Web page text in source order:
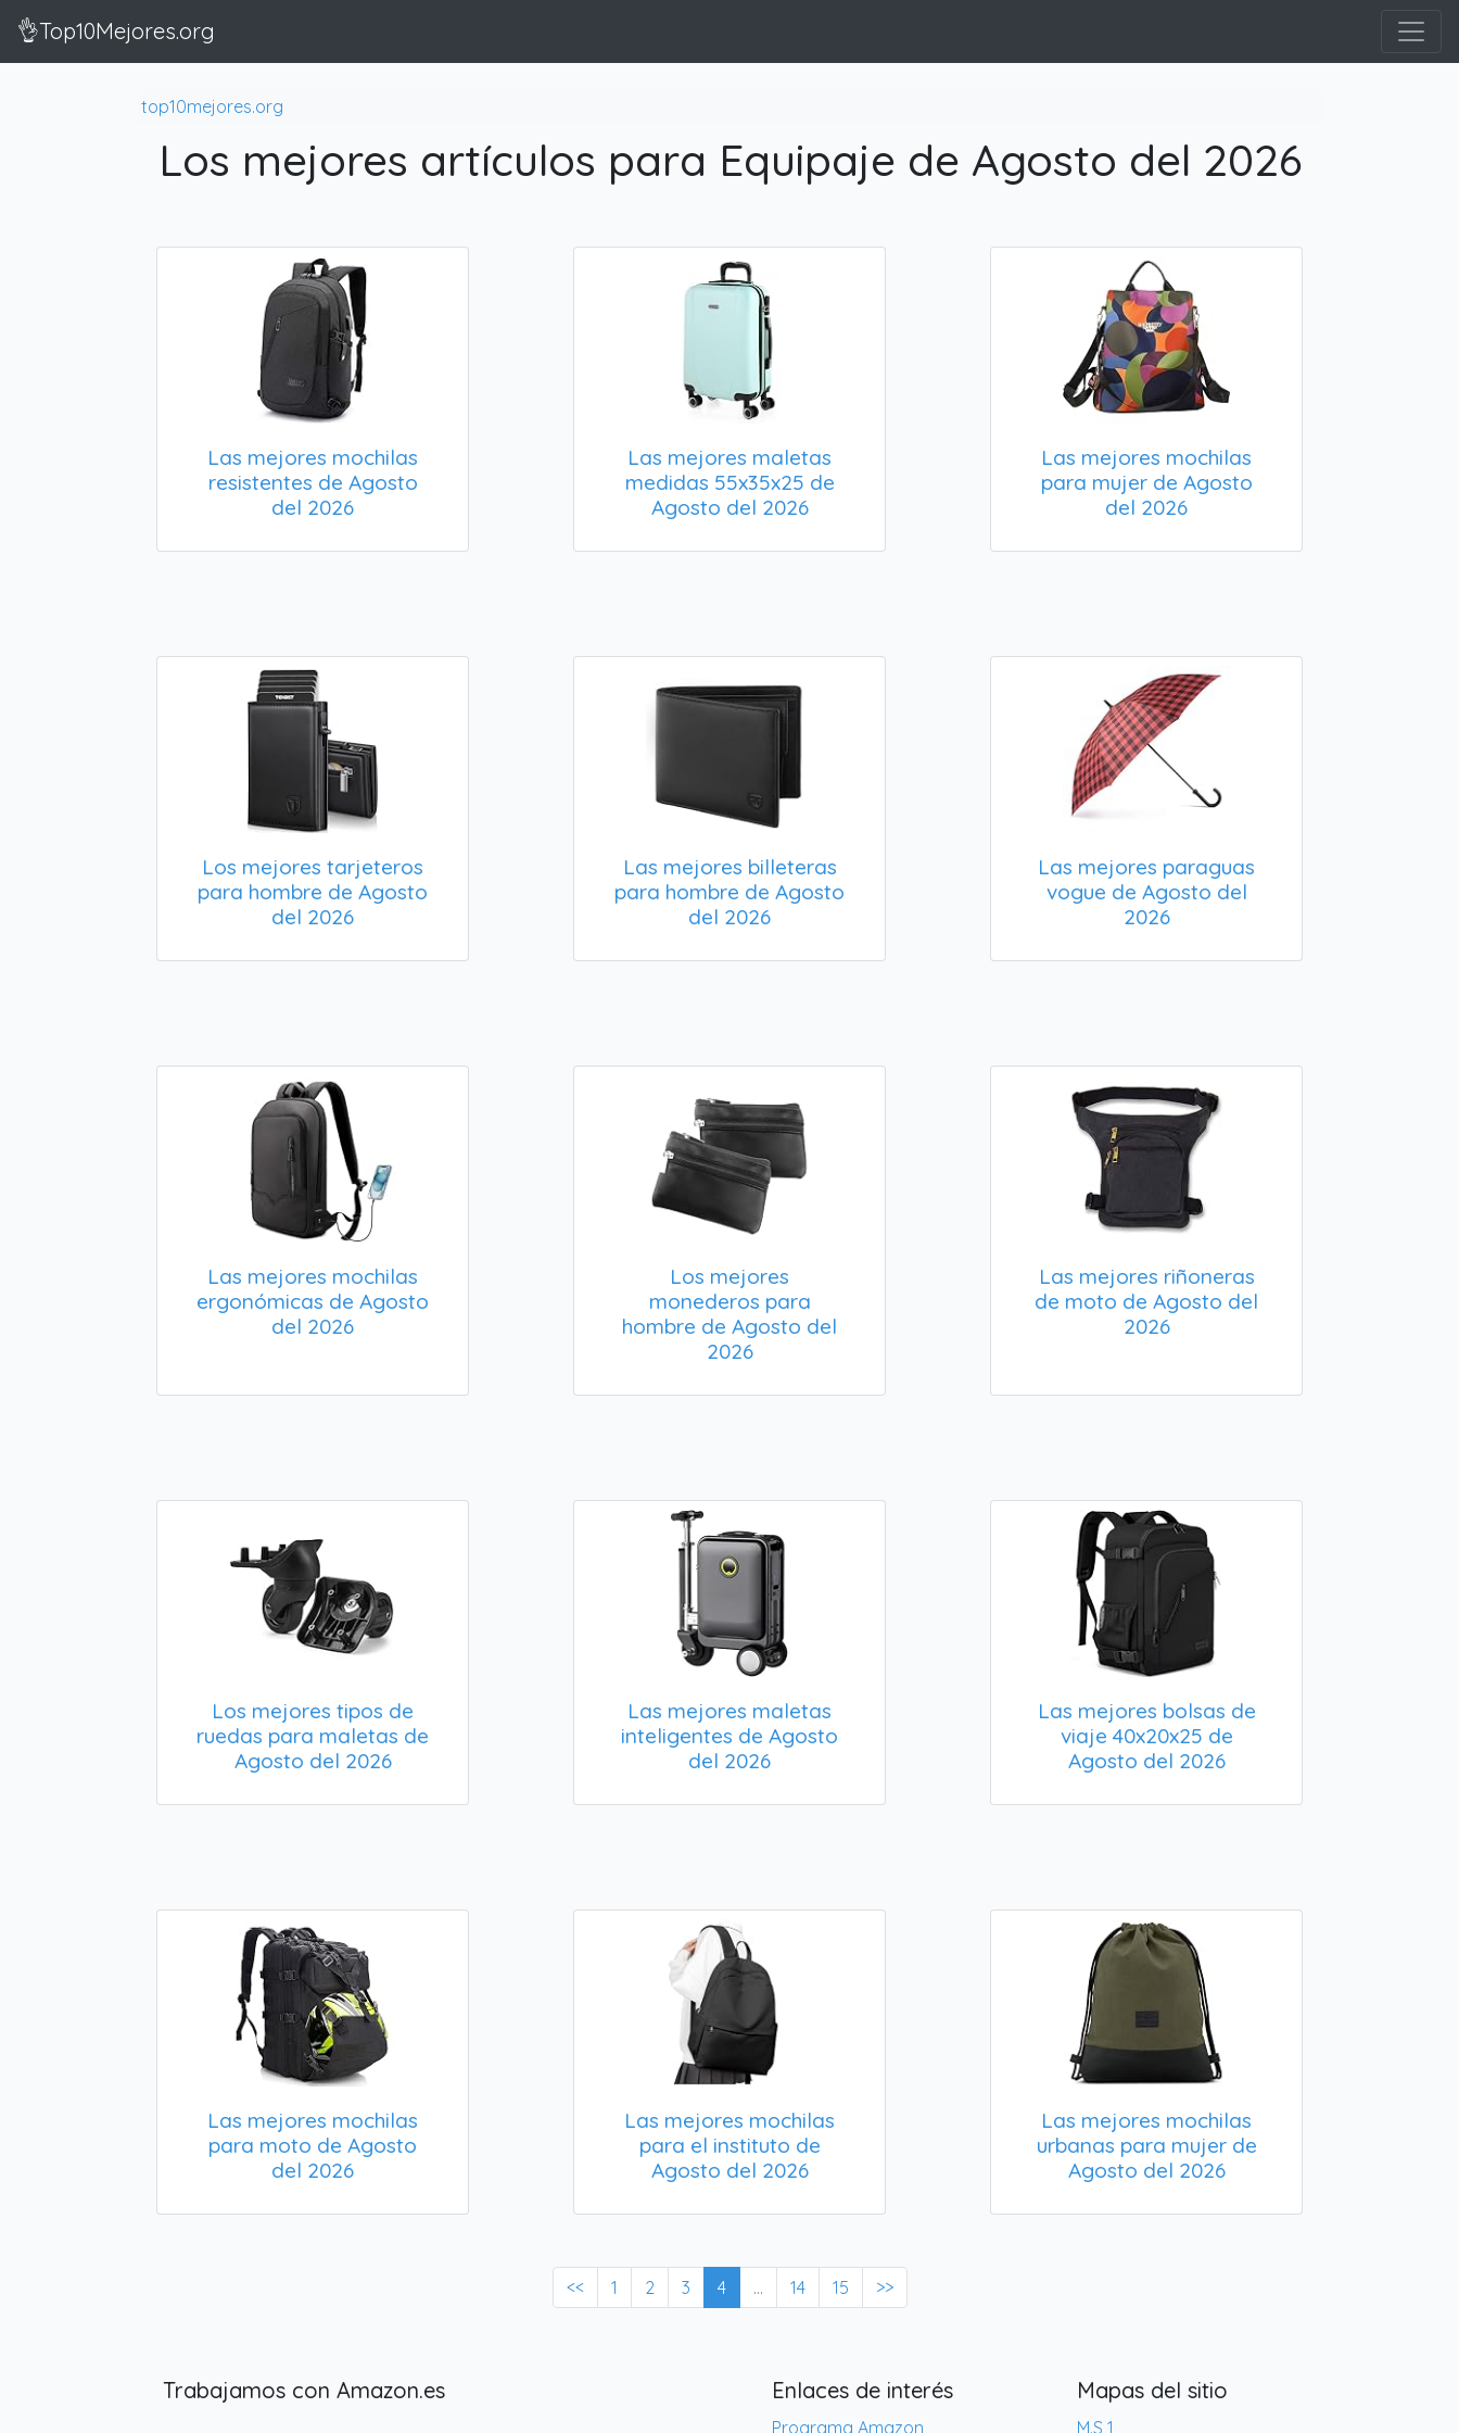
👌Top10Mejores.org
top10mejores.org
Los mejores artículos para Equipaje de Agosto del 2026
Las mejores mochilas
resistentes de Agosto
del 2026
Las mejores maletas
medidas 55x35x25 de
Agosto del 2026
Las mejores mochilas
para mujer de Agosto
del 2026
Los mejores tarjeteros
para hombre de Agosto
del 2026
Las mejores billeteras
para hombre de Agosto
del 2026
Las mejores paraguas
vogue de Agosto del
2026
Las mejores mochilas
ergonómicas de Agosto
del 2026
Los mejores
monederos para
hombre de Agosto del
2026
Las mejores riñoneras
de moto de Agosto del
2026
Los mejores tipos de
ruedas para maletas de
Agosto del 2026
Las mejores maletas
inteligentes de Agosto
del 2026
Las mejores bolsas de
viaje 40x20x25 de
Agosto del 2026
Las mejores mochilas
para moto de Agosto
del 2026
Las mejores mochilas
para el instituto de
Agosto del 2026
Las mejores mochilas
urbanas para mujer de
Agosto del 2026
<< 1 2 3 4 ... 14 15 >>
Trabajamos con Amazon.es Enlaces de interés
Programa Amazon
Mapas del sitio
M.S 1